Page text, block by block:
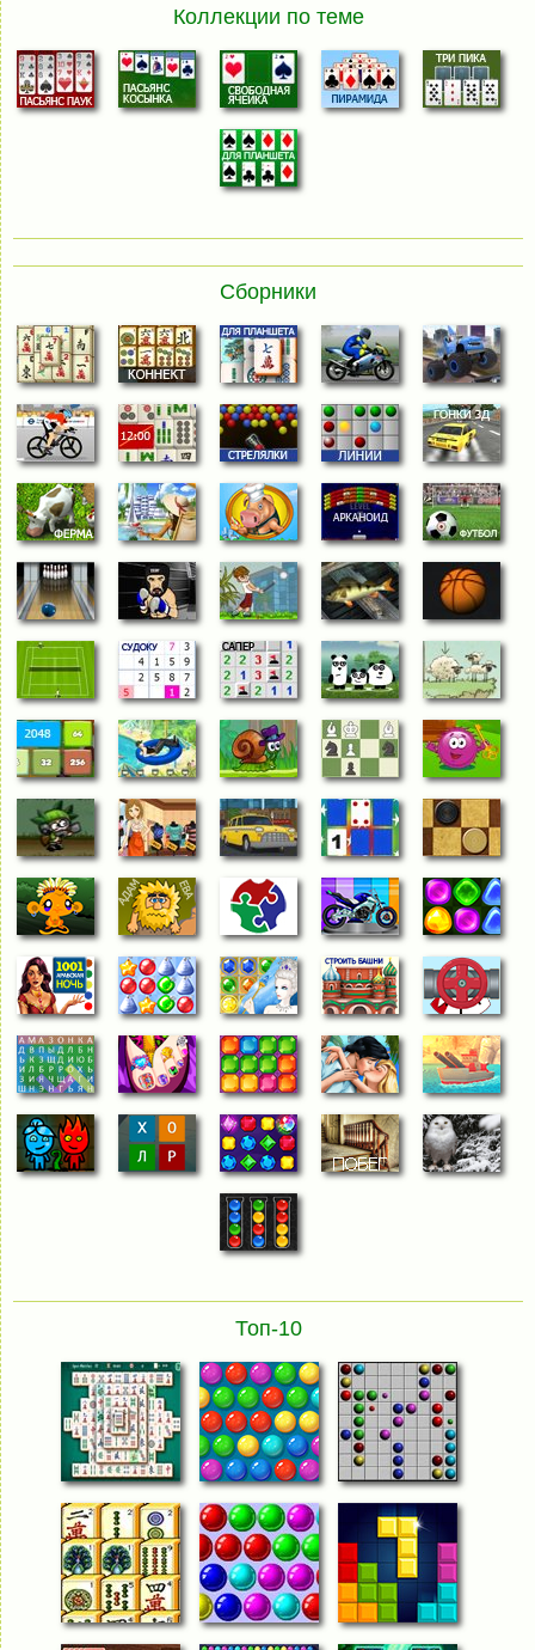
Коллекции по теме
Сборники
Топ-10